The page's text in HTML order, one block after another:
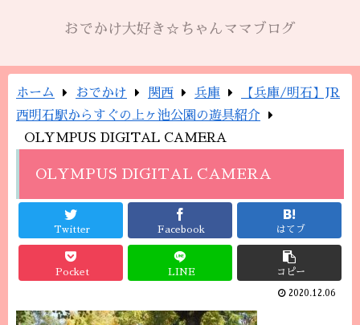
おでかけ大好き☆ちゃんママブログ
ホーム おでかけ 関西 兵庫
【兵庫/明石】JR
西明石駅からすぐの上ヶ池公園の遊具紹介
OLYMPUS DIGITAL CAMERA
OLYMPUS DIGITAL CAMERA
Twitter Facebook はてブ
Pocket LINE コピー
2020.12.06